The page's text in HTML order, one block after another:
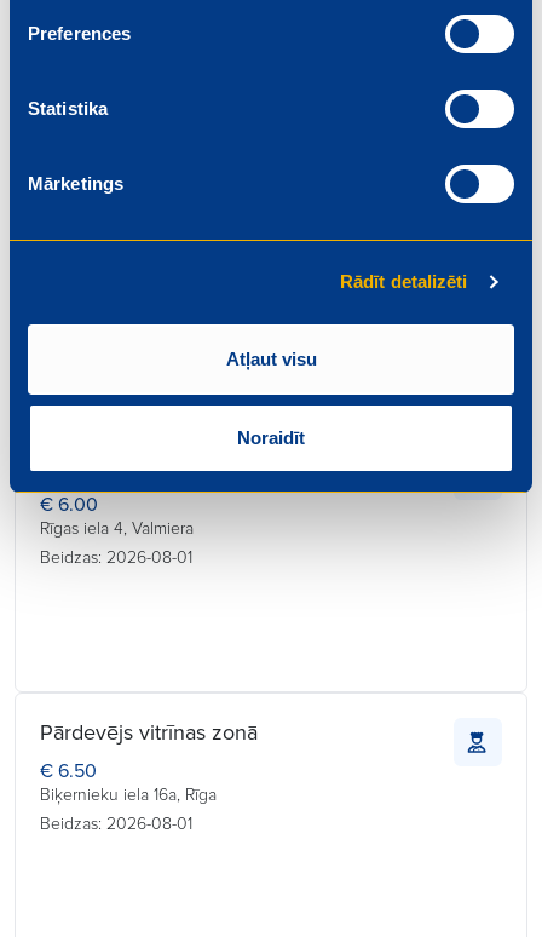
Preferences
Statistika
Mārketings
Rādīt detalizēti
Atļaut visu
Noraidīt
Beidzas: 2026-08-01
Pārdevējs
€ 6.20
Konditors – maiznieks
€ 6.00
Rīgas iela 4, Valmiera
Beidzas: 2026-08-01
Pārdevējs vitrīnas zonā
€ 6.50
Biķernieku iela 16a, Rīga
Beidzas: 2026-08-01